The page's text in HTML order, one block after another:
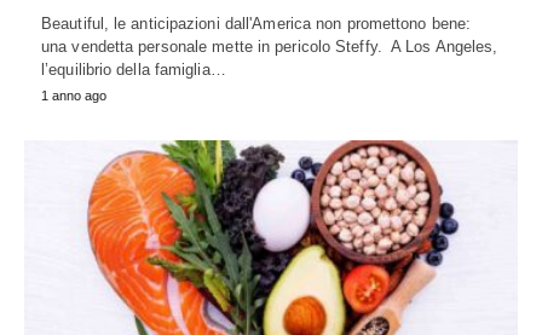
Beautiful, le anticipazioni dall'America non promettono bene:
una vendetta personale mette in pericolo Steffy. A Los Angeles,
l’equilibrio della famiglia…
1 anno ago